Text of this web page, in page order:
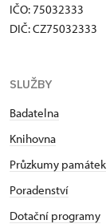
IČO: 75032333
DIČ: CZ75032333
SLUŽBY
Badatelna
Knihovna
Průzkumy památek
Poradenství
Dotační programy